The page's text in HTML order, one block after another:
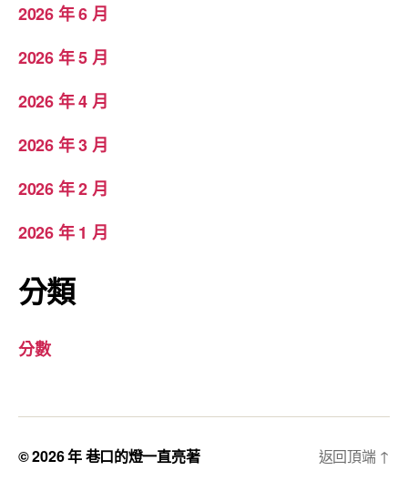
2026 年 6 月
2026 年 5 月
2026 年 4 月
2026 年 3 月
2026 年 2 月
2026 年 1 月
分類
分數
© 2026 年巷口的燈一直亮著 返回頂端 ↑